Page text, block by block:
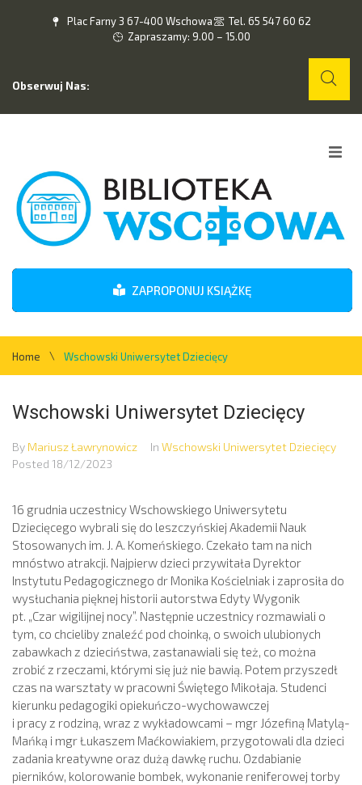
Plac Farny 3 67-400 Wschowa
Tel. 65 547 60 62
Zapraszamy: 9.00 – 15.00
Obserwuj Nas:
O nas
Wydarzenia
Kontakt
ZAPROPONUJ KSIĄŻKĘ
Home \ Wschowski Uniwersytet Dziecięcy
Wschowski Uniwersytet Dziecięcy
By Mariusz Ławrynowicz In Wschowski Uniwersytet Dziecięcy
Posted 18/12/2023
16 grudnia uczestnicy Wschowskiego Uniwersytetu
Dziecięcego wybrali się do leszczyńskiej Akademii Nauk
Stosowanych im. J. A. Komeńskiego. Czekało tam na nich
mnóstwo atrakcji. Najpierw dzieci przywitała Dyrektor
Instytutu Pedagogicznego dr Monika Kościelniak i zaprosiła do
wysłuchania pięknej historii autorstwa Edyty Wygonik
pt. „Czar wigilijnej nocy”. Następnie uczestnicy rozmawiali o
tym, co chcieliby znaleźć pod choinką, o swoich ulubionych
zabawkach z dzieciństwa, zastanawiali się też, co można
zrobić z rzeczami, którymi się już nie bawią. Potem przyszedł
czas na warsztaty w pracowni Świętego Mikołaja. Studenci
kierunku pedagogiki opiekuńczo-wychowawczej
i pracy z rodziną, wraz z wykładowcami – mgr Józefiną Matylą-
Mańką i mgr Łukaszem Maćkowiakiem, przygotowali dla dzieci
zadania kreatywne oraz dużą dawkę ruchu. Ozdabianie
pierników, kolorowanie bombek, wykonanie reniferowej torby